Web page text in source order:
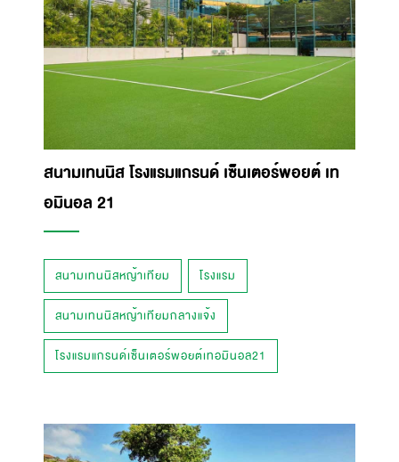
สนามเทนนิส โรงแรมแกรนด์ เซ็นเตอร์พอยต์ เท
อมินอล 21
สนามเทนนิสหญ้าเทียม โรงแรม
สนามเทนนิสหญ้าเทียมกลางแจ้ง
โรงแรมแกรนด์เซ็นเตอร์พอยต์เทอมินอล21